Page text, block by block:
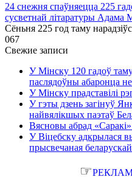
24 снежня спаўняецца 225
сусветнай літаратуры Адама
Сёньня 225 год таму
067
Свежие записи
У Мінску 120 гадоў
паслядоўны абаронца
У Мінску прадставілі
У гэты дзень загінуў
найвялікшых паэтаў
Вясновы абрад
У Віцебску адкрылася
прысвечаная
☞